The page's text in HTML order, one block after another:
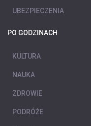
UBEZPIECZENIA
PO GODZINACH
KULTURA
NAUKA
ZDROWIE
PODRÓŻE